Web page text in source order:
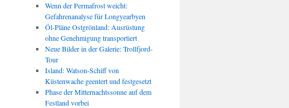
Wenn der Permafrost weicht:
Gefahrenanalyse für Longyearbyen
Öl-Pläne Ostgrönland: Ausrüstung
ohne Genehmigung transportiert
Neue Bilder in der Galerie: Trollfjord-
Tour
Island: Watson-Schiff von
Küstenwache geentert und festgesetzt
Phase der Mitternachtssonne auf dem
Festland vorbei